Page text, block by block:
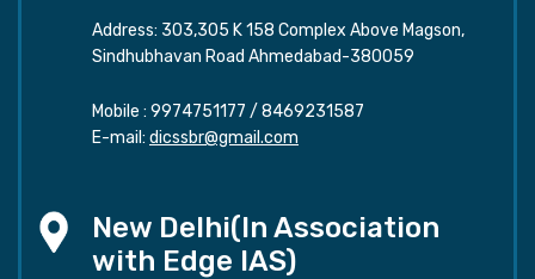
Address: 303,305 K 158 Complex Above Magson,
Sindhubhavan Road Ahmedabad-380059
Mobile : 9974751177 / 8469231587
E-mail: dicssbr@gmail.com
New Delhi(In Association
with Edge IAS)